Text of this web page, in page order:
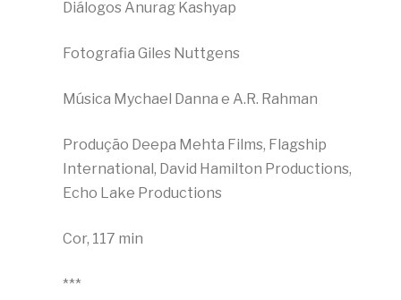
Diálogos Anurag Kashyap
Fotografia Giles Nuttgens
Música Mychael Danna e A.R. Rahman
Produção Deepa Mehta Films, Flagship
International, David Hamilton Productions,
Echo Lake Productions
Cor, 117 min
***